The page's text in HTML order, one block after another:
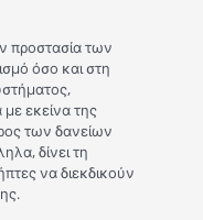
προστασία των
όσο και στη
εκείνα της
των δανείων
δίνει τη
να διεκδικούν